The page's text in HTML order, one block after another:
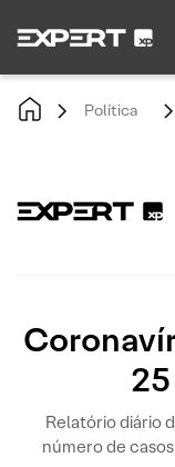
Política
Relatório diário
número de